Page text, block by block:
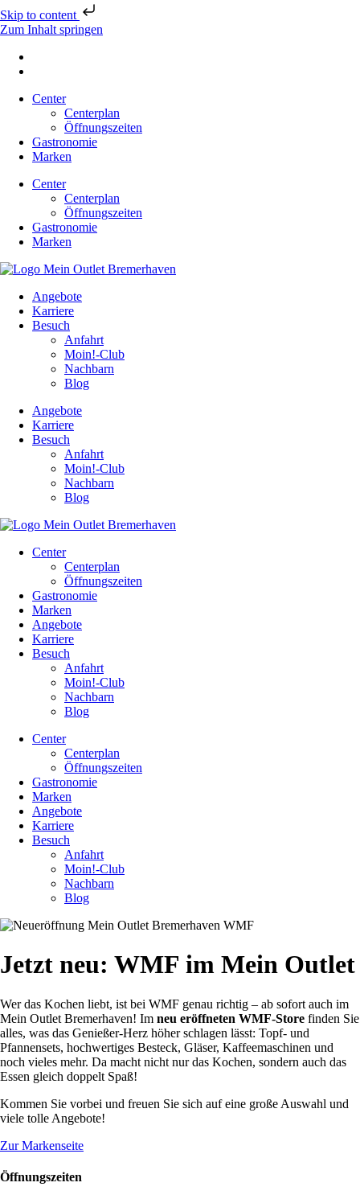
Skip to content
Zum Inhalt springen
Center
Centerplan
Öffnungszeiten
Gastronomie
Marken
Center
Centerplan
Öffnungszeiten
Gastronomie
Marken
Angebote
Karriere
Besuch
Anfahrt
Moin!-Club
Nachbarn
Blog
Angebote
Karriere
Besuch
Anfahrt
Moin!-Club
Nachbarn
Blog
Center
Centerplan
Öffnungszeiten
Gastronomie
Marken
Angebote
Karriere
Besuch
Anfahrt
Moin!-Club
Nachbarn
Blog
Center
Centerplan
Öffnungszeiten
Gastronomie
Marken
Angebote
Karriere
Besuch
Anfahrt
Moin!-Club
Nachbarn
Blog
Jetzt neu: WMF im Mein Outlet
Wer das Kochen liebt, ist bei WMF genau richtig – ab sofort auch im
Mein Outlet Bremerhaven! Im neu eröffneten WMF-Store finden Sie
alles, was das Genießer-Herz höher schlagen lässt: Topf- und
Pfannensets, hochwertiges Besteck, Gläser, Kaffeemaschinen und
noch vieles mehr. Da macht nicht nur das Kochen, sondern auch das
Essen gleich doppelt Spaß!
Kommen Sie vorbei und freuen Sie sich auf eine große Auswahl und
viele tolle Angebote!
Zur Markenseite
Öffnungszeiten